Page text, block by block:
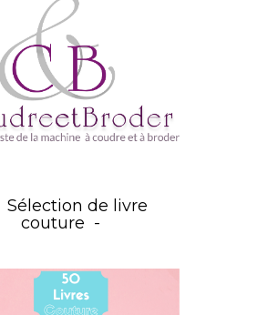
Sélection de livre
couture